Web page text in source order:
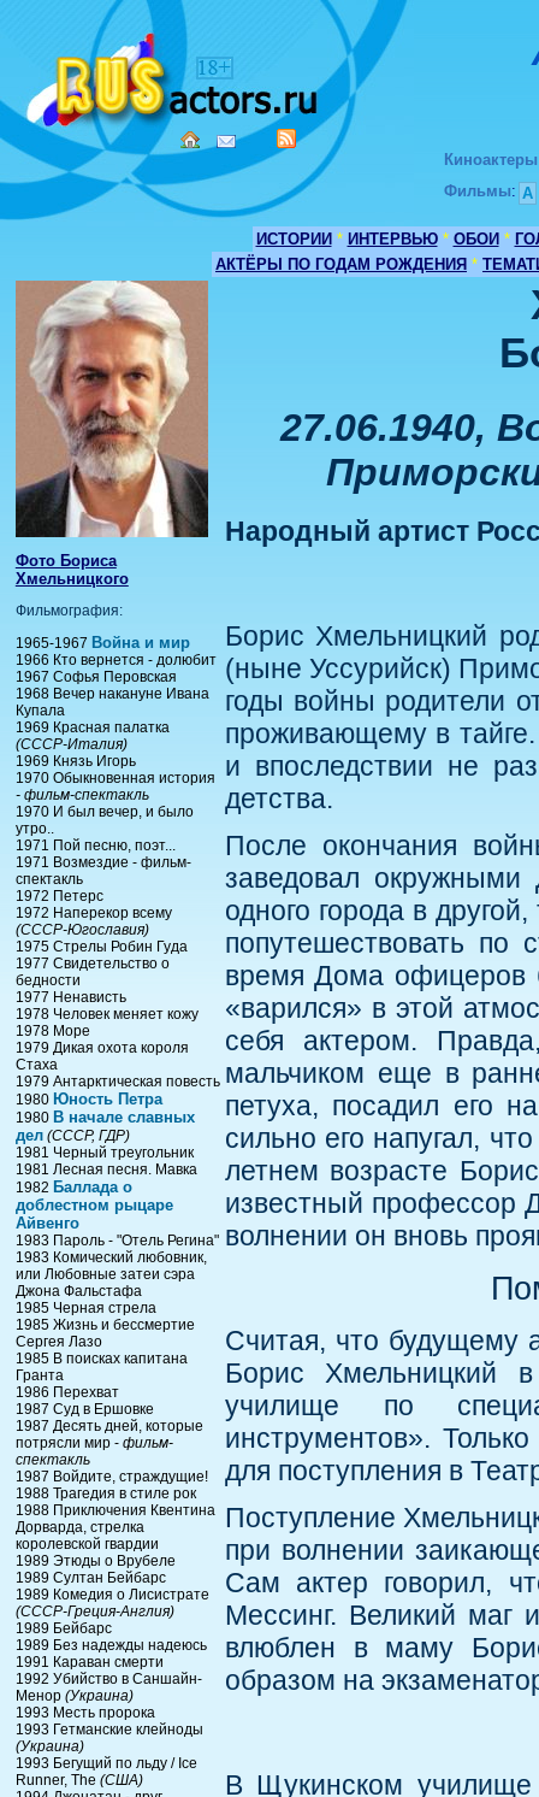
Киноактеры
Фильмы: А
ИСТОРИИ * ИНТЕРВЬЮ * ОБОИ *
АКТЁРЫ ПО ГОДАМ РОЖДЕНИЯ *
Фото Бориса
Хмельницкого
Фильмография:
1965-1967 Война и мир
1966 Кто вернется - долюбит
1967 Софья Перовская
1968 Вечер накануне Ивана
Купала
1969 Красная палатка
(СССР-Италия)
1969 Князь Игорь
1970 Обыкновенная история
- фильм-спектакль
1970 И был вечер, и было
утро..
1971 Пой песню, поэт...
1971 Возмездие - фильм-
спектакль
1972 Петерс
1972 Наперекор всему
(СССР-Югославия)
1975 Стрелы Робин Гуда
1977 Свидетельство о
бедности
1977 Ненависть
1978 Человек меняет кожу
1978 Море
1979 Дикая охота короля
Стаха
1979 Антарктическая повесть
1980 Юность Петра
1980 В начале славных
дел (СССР, ГДР)
1981 Черный треугольник
1981 Лесная песня. Мавка
1982 Баллада о
доблестном рыцаре
Айвенго
1983 Пароль - "Отель Регина"
1983 Комический любовник,
или Любовные затеи сэра
Джона Фальстафа
1985 Черная стрела
1985 Жизнь и бессмертие
Сергея Лазо
1985 В поисках капитана
Гранта
1986 Перехват
1987 Суд в Ершовке
1987 Десять дней, которые
потрясли мир - фильм-
спектакль
1987 Войдите, страждущие!
1988 Трагедия в стиле рок
1988 Приключения Квентина
Дорварда, стрелка
королевской гвардии
1989 Этюды о Врубеле
1989 Султан Бейбарс
1989 Комедия о Лисистрате
(СССР-Греция-Англия)
1989 Бейбарс
1989 Без надежды надеюсь
1991 Караван смерти
1992 Убийство в Саншайн-
Менор (Украина)
1993 Месть пророка
1993 Гетманские клейноды
(Украина)
1993 Бегущий по льду / Ice
Runner, The (США)
27.06.1940,
Народный артист
Борис Хмельницкий
(ныне Уссурийск)
годы войны родители
проживающему в
и впоследствии не
детства.
После окончания
заведовал
одного города в
попутешествовать по
время Дома офицеров
«варился» в этой
себя актером.
мальчиком еще в
петуха, посадил его
сильно его напугал,
летнем возрасте
известный профессор
волнении он вновь
Считая, что будущему
Борис Хмельницкий
училище по
инструментов».
для поступления в
Поступление
при волнении
Сам актер говорил,
Мессинг. Великий маг
влюблен в маму
образом на
В Щукинском училище